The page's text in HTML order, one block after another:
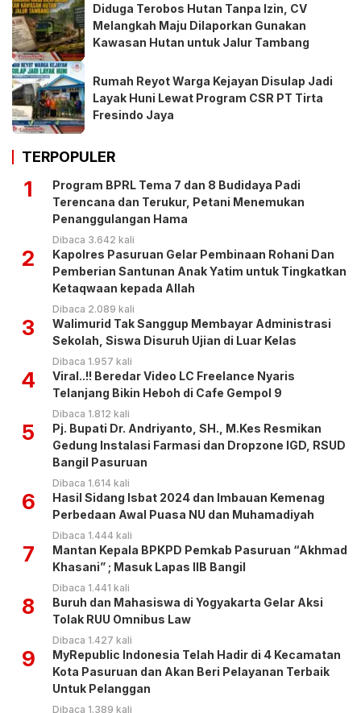
Diduga Terobos Hutan Tanpa Izin, CV
Melangkah Maju Dilaporkan Gunakan
Kawasan Hutan untuk Jalur Tambang
Rumah Reyot Warga Kejayan Disulap Jadi
Layak Huni Lewat Program CSR PT Tirta
Fresindo Jaya
TERPOPULER
1
Program BPRL Tema 7 dan 8 Budidaya Padi
Terencana dan Terukur, Petani Menemukan
Penanggulangan Hama
Dibaca 3.642 kali
2
Kapolres Pasuruan Gelar Pembinaan Rohani Dan
Pemberian Santunan Anak Yatim untuk Tingkatkan
Ketaqwaan kepada Allah
Dibaca 2.089 kali
3
Walimurid Tak Sanggup Membayar Administrasi
Sekolah, Siswa Disuruh Ujian di Luar Kelas
Dibaca 1.957 kali
4
Viral..!! Beredar Video LC Freelance Nyaris
Telanjang Bikin Heboh di Cafe Gempol 9
Dibaca 1.812 kali
5
Pj. Bupati Dr. Andriyanto, SH., M.Kes Resmikan
Gedung Instalasi Farmasi dan Dropzone IGD, RSUD
Bangil Pasuruan
Dibaca 1.614 kali
6
Hasil Sidang Isbat 2024 dan Imbauan Kemenag
Perbedaan Awal Puasa NU dan Muhamadiyah
Dibaca 1.444 kali
7
Mantan Kepala BPKPD Pemkab Pasuruan “Akhmad
Khasani” ; Masuk Lapas IIB Bangil
Dibaca 1.441 kali
8
Buruh dan Mahasiswa di Yogyakarta Gelar Aksi
Tolak RUU Omnibus Law
Dibaca 1.427 kali
9
MyRepublic Indonesia Telah Hadir di 4 Kecamatan
Kota Pasuruan dan Akan Beri Pelayanan Terbaik
Untuk Pelanggan
Dibaca 1.389 kali